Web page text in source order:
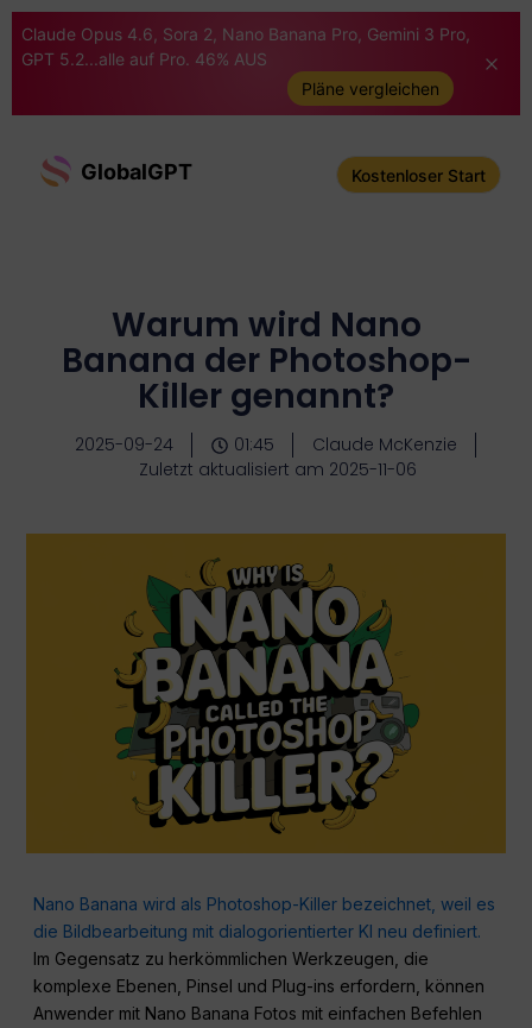
Claude Opus 4.6, Sora 2, Nano Banana Pro, Gemini 3 Pro,
GPT 5.2...alle auf Pro. 46% AUS
Pläne vergleichen
GlobalGPT Kostenloser Start
Warum wird Nano
Banana der Photoshop-
Killer genannt?
2025-09-24 01:45
Claude McKenzie
Zuletzt aktualisiert am 2025-11-06
Nano Banana wird als Photoshop-Killer bezeichnet, weil es
die Bildbearbeitung mit dialogorientierter KI neu definiert.
Im Gegensatz zu herkömmlichen Werkzeugen, die
komplexe Ebenen, Pinsel und Plug-ins erfordern, können
Anwender mit Nano Banana Fotos mit einfachen Befehlen